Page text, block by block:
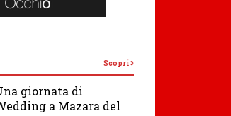
Scopri
giornata di
a Mazara del